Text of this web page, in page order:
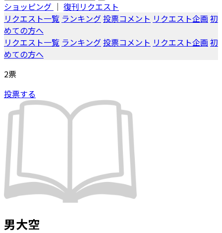
ショッピング ｜ 復刊リクエスト
リクエスト一覧 ランキング投票コメント リクエスト企画 初
めての方へ
リクエスト一覧 ランキング投票コメント リクエスト企画 初
めての方へ
2票
投票する
男大空